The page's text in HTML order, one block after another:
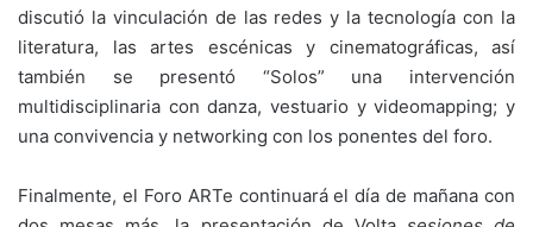
discutió la vinculación de las redes y la tecnología con la
literatura, las artes escénicas y cinematográficas, así
también se presentó “Solos” una intervención
multidisciplinaria con danza, vestuario y videomapping; y
una convivencia y networking con los ponentes del foro.
Finalmente, el Foro ARTe continuará el día de mañana con